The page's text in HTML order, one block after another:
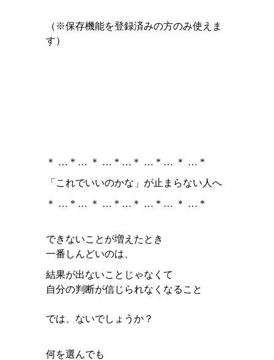
（※保存機能を登録済みの方のみ使えま
す）
＊ … * … ＊ … * …＊ … * … ＊ … *
「これでいいのかな」が止まらない人へ
＊ … * … ＊ … * …＊ … * … ＊ … *
できないことが増えたとき
一番しんどいのは、
結果が出ないことじゃなくて
自分の判断が信じられなくなること
では、ないでしょうか？
何を選んでも